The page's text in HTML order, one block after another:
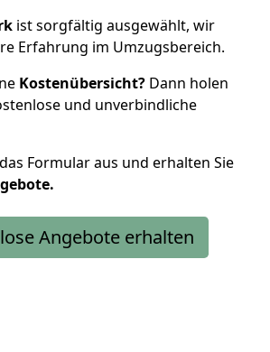
ist sorgfältig ausgewählt, wir
Erfahrung im Umzugsbereich.
Kostenübersicht? Dann holen
und unverbindliche
Formular aus und erhalten Sie
Angebote erhalten